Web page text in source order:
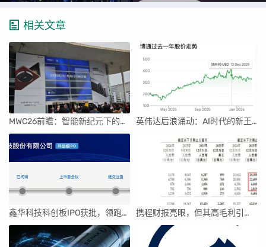
相关文章
MWC26前瞻：智能新纪元下的科技盛宴 英伟达后浪涌动：AI时代的新王者与隐忧
鑫华科技科创板IPO获批，领跑国内半导体材料市场 携程财报亮眼，但其高毛利引发行业争议